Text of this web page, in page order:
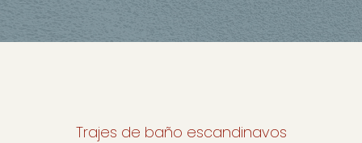
Trajes de baño escandinavos